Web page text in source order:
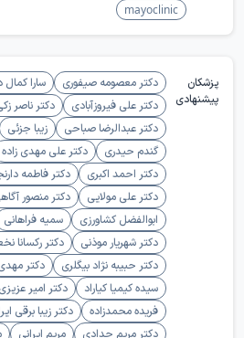
mayoclinic
پزشکان
پیشنهادی
دکتر معصومه صیفوری سارا کمال
دکتر علی فیروزآبادی
دکتر ناصر
دکتر عبدالرضا صباحی
زیبا جزئی
گندم حیدری
دکتر علی مهدی زاده
دکتر احمد اکبری
دکتر فاطمه
دکتر علی مولایی
دکتر منصور
ابوالفضل کشاورزی
سمیه فراهانی
دکتر شهریار موذنی
دکتر رکسانا
دکتر حبیبه نژاد بیگلری
دکتر
سیده کیمیا کیاراد
دکتر امیر عزیزی
فریده محمدزاده
دکتر زیبا برقی
دکتر مریم حدادی
مریم ایرانی